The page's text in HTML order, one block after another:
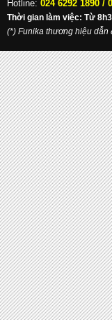
Hotline: 024 6292 1890 /
Thời gian làm việc: Từ
(*) Funika thương hiệu dẫn